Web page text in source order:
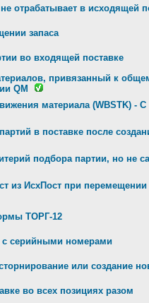
отрабатывает в исходящей
запаса
во входящей поставке
привязанный к
QM
материала (WBSTK) - С
в поставке после
подбора партии, но не
из ИсхПост при
ТОРГ-12
с серийными номерами
или создание
во всех позициях разом